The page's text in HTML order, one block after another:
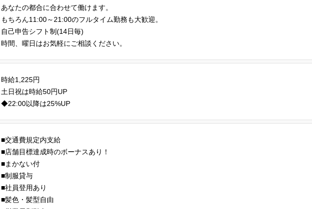
あなたの都合に合わせて働けます。
もちろん11:00～21:00のフルタイム勤務も大歓迎。
自己申告シフト制(14日毎)
時間、曜日はお気軽にご相談ください。
時給1,225円
土日祝は時給50円UP
◆22:00以降は25%UP
■交通費規定内支給
■店舗目標達成時のボーナスあり！
■まかない付
■制服貸与
■社員登用あり
■髪色・髪型自由